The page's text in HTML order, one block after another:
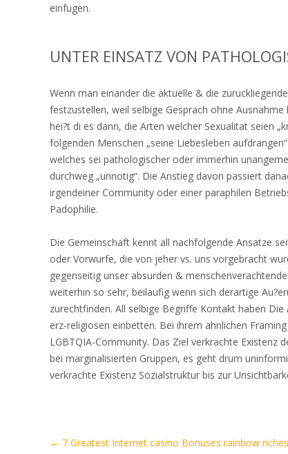
einfugen.
UNTER EINSATZ VON
Wenn man einander die aktuelle & die
festzustellen, weil selbige Gesprach ohne
hei?t di es dann, die Arten welcher Sexualitat seien
folgenden Menschen „seine Liebesleben
welches sei pathologischer oder immerhin
durchweg „unnotig“. Die Anstieg davon passiert
irgendeiner Community oder einer paraphilen
Padophilie.
Die Gemeinschaft kennt all nachfolgende Ansatze
oder Vorwurfe, die von jeher vs. uns vorgebracht
gegenseitig unser absurden &
weiterhin so sehr, beilaufig wenn sich derartige
zurechtfinden. All selbige Begriffe Kontakt haben
erz-religiosen einbetten. Bei ihrem ahnlichen
LGBTQIA-Community. Das Ziel verkrachte Existenz
bei marginalisierten Gruppen, es geht drum
verkrachte Existenz Sozialstruktur bis zur
Artikel-
← 7 Greatest Internet casino Bonuses rainbow